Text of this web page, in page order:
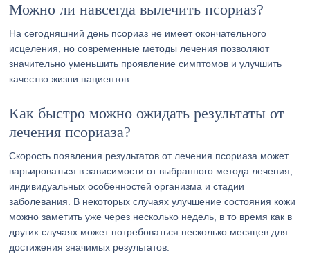
Можно ли навсегда вылечить псориаз?
На сегодняшний день псориаз не имеет окончательного
исцеления, но современные методы лечения позволяют
значительно уменьшить проявление симптомов и улучшить
качество жизни пациентов.
Как быстро можно ожидать результаты от
лечения псориаза?
Скорость появления результатов от лечения псориаза может
варьироваться в зависимости от выбранного метода лечения,
индивидуальных особенностей организма и стадии
заболевания. В некоторых случаях улучшение состояния кожи
можно заметить уже через несколько недель, в то время как в
других случаях может потребоваться несколько месяцев для
достижения значимых результатов.